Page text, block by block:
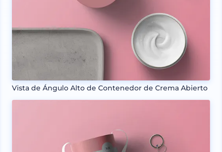
Vista de Ángulo Alto de Contenedor de Crema Abierto